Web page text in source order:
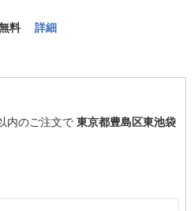
無料 詳細
内のご注文で 東京都豊島区東池袋